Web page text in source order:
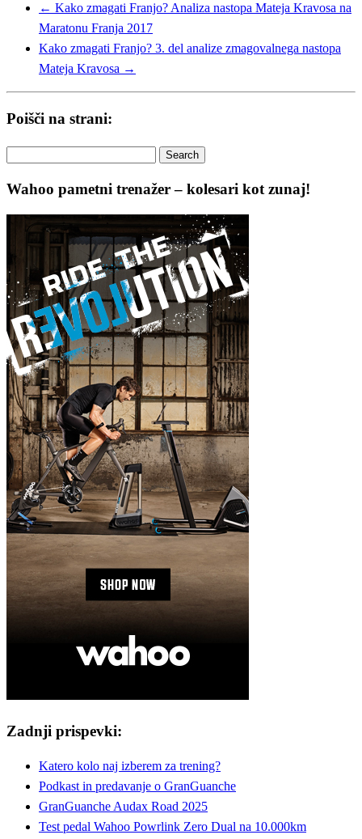
← Kako zmagati Franjo? Analiza nastopa Mateja Kravosa na
Maratonu Franja 2017
Kako zmagati Franjo? 3. del analize zmagovalnega nastopa
Mateja Kravosa →
Poišči na strani:
Wahoo pametni trenažer – kolesari kot zunaj!
Zadnji prispevki:
Katero kolo naj izberem za trening?
Podkast in predavanje o GranGuanche
GranGuanche Audax Road 2025
Test pedal Wahoo Powrlink Zero Dual na 10.000km